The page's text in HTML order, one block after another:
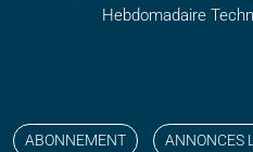
Hebdomadaire
ABONNEMENT ANNONCES